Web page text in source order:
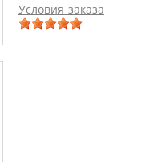
Условия заказа